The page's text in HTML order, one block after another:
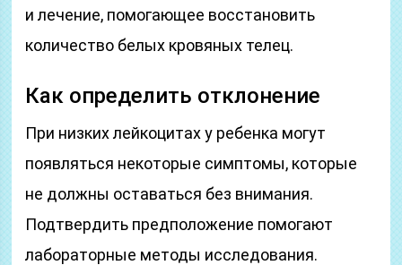
и лечение, помогающее восстановить
количество белых кровяных телец.
Как определить отклонение
При низких лейкоцитах у ребенка могут
появляться некоторые симптомы, которые
не должны оставаться без внимания.
Подтвердить предположение помогают
лабораторные методы исследования.